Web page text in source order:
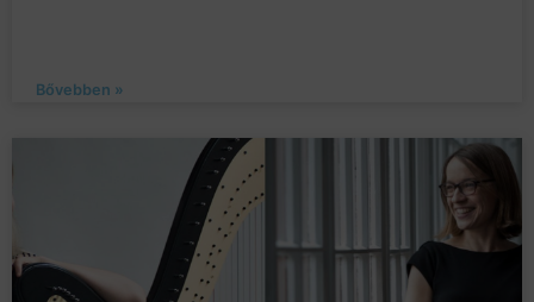
Bővebben »